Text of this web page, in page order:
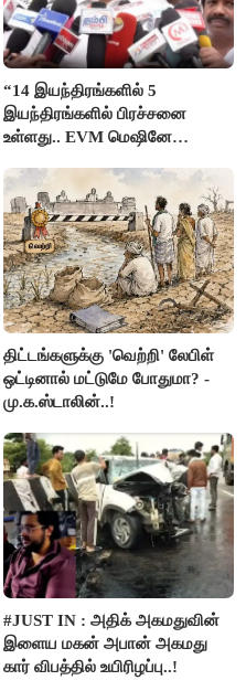
“14 இயந்திரங்களில் 5
இயந்திரங்களில் பிரச்சனை
உள்ளது.. EVM மெஷினே
இளங்கோ
திட்டங்களுக்கு 'வெற்றி' லேபிள்
ஒட்டினால் மட்டுமே போதுமா? -
மு.க.ஸ்டாலின்..!
#JUST IN : அதிக் அகமதுவின்
இளைய மகன் அபான் அகமது
கார் விபத்தில் உயிரிழப்பு..!